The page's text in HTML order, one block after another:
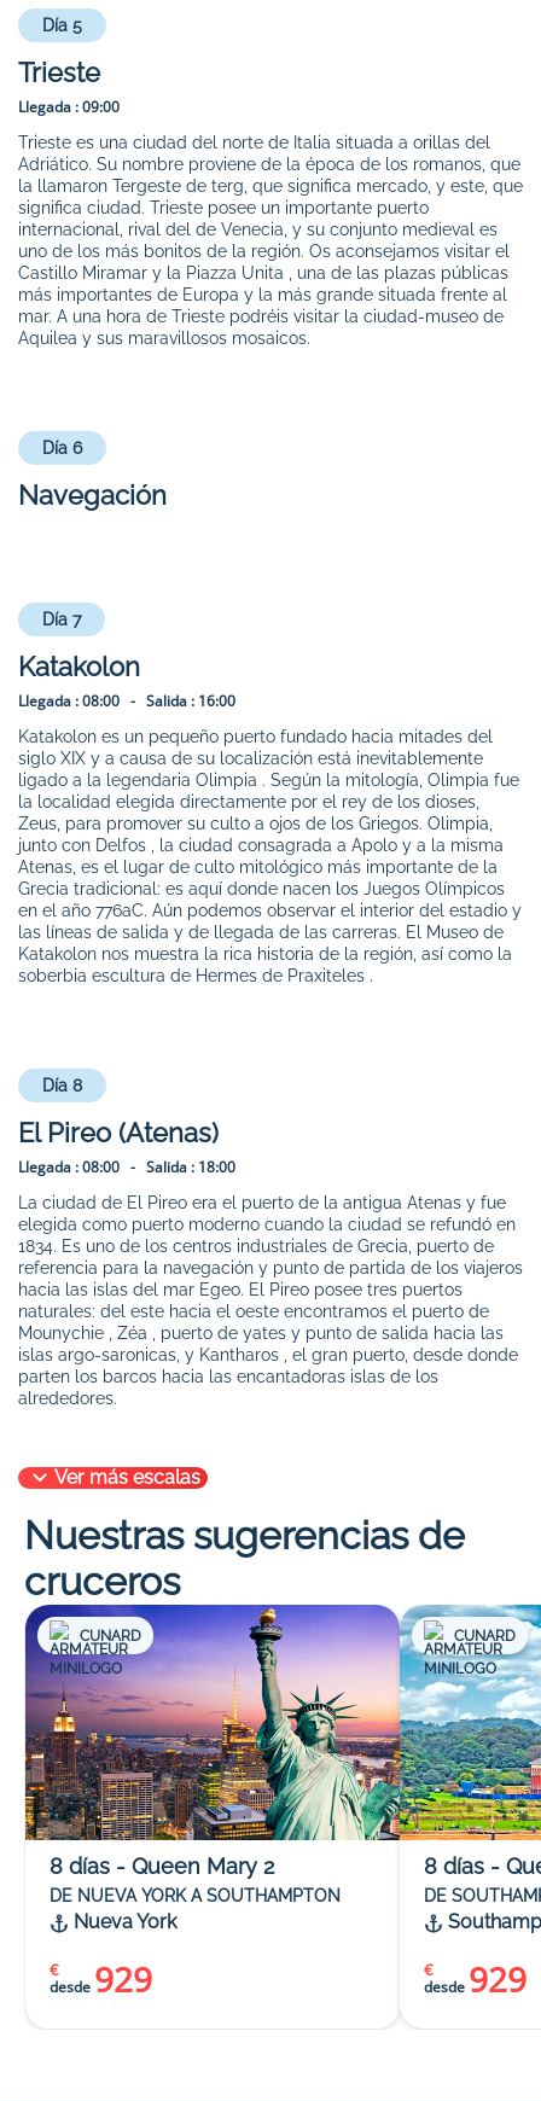
Día 5
Trieste
Llegada :09:00
Trieste es una ciudad del norte de Italia situada a orillas del
Adriático. Su nombre proviene de la época de los romanos, que
la llamaron Tergeste de terg, que significa mercado, y este, que
significa ciudad. Trieste posee un importante puerto
internacional, rival del de Venecia, y su conjunto medieval es
uno de los más bonitos de la región. Os aconsejamos visitar el
Castillo Miramar y la Piazza Unita , una de las plazas públicas
más importantes de Europa y la más grande situada frente al
mar. A una hora de Trieste podréis visitar la ciudad-museo de
Aquilea y sus maravillosos mosaicos.
Día 6
Navegación
Día 7
Katakolon
Llegada :08:00 - Salida : 16:00
Katakolon es un pequeño puerto fundado hacia mitades del
siglo XIX y a causa de su localización está inevitablemente
ligado a la legendaria Olimpia . Según la mitología, Olimpia fue
la localidad elegida directamente por el rey de los dioses,
Zeus, para promover su culto a ojos de los Griegos. Olimpia,
junto con Delfos , la ciudad consagrada a Apolo y a la misma
Atenas, es el lugar de culto mitológico más importante de la
Grecia tradicional: es aquí donde nacen los Juegos Olímpicos
en el año 776aC. Aún podemos observar el interior del estadio y
las líneas de salida y de llegada de las carreras. El Museo de
Katakolon nos muestra la rica historia de la región, así como la
soberbia escultura de Hermes de Praxiteles .
Día 8
El Pireo (Atenas)
Llegada :08:00 - Salida : 18:00
La ciudad de El Pireo era el puerto de la antigua Atenas y fue
elegida como puerto moderno cuando la ciudad se refundó en
1834. Es uno de los centros industriales de Grecia, puerto de
referencia para la navegación y punto de partida de los viajeros
hacia las islas del mar Egeo. El Pireo posee tres puertos
naturales: del este hacia el oeste encontramos el puerto de
Mounychie , Zéa , puerto de yates y punto de salida hacia las
islas argo-saronicas, y Kantharos , el gran puerto, desde donde
parten los barcos hacia las encantadoras islas de los
alrededores.
Ver más escalas
Nuestras sugerencias de
cruceros
CUNARD
8 días - Queen Mary 2
DE NUEVA YORK A SOUTHAMPTON
Nueva York
desde 929
€
CUNARD
8 días -
DE
desde 929
€